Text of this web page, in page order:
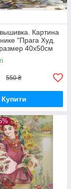
Картина
"Прага Худ.
40х50см
550 ₴
Купити